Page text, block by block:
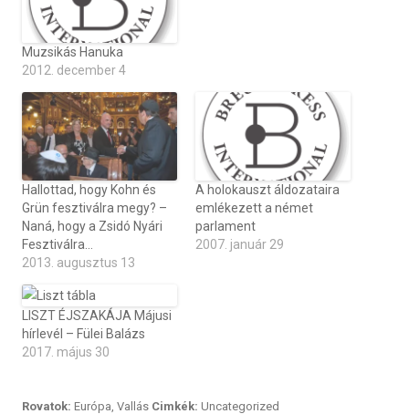
Muzsikás Hanuka
2012. december 4
Hallottad, hogy Kohn és
Grün fesztiválra megy? –
Naná, hogy a Zsidó Nyári
Fesztiválra…
2013. augusztus 13
A holokauszt áldozataira
emlékezett a német
parlament
2007. január 29
LISZT ÉJSZAKÁJA Májusi
hírlevél – Fülei Balázs
2017. május 30
Rovatok: Európa, Vallás Cimkék: Uncategorized